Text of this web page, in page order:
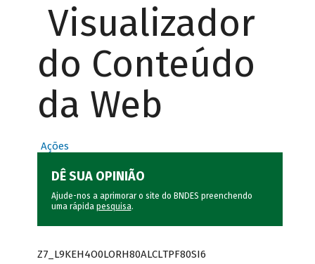
Visualizador
do Conteúdo
da Web
Ações
DÊ SUA OPINIÃO
Ajude-nos a aprimorar o site do BNDES preenchendo
uma rápida pesquisa.
Z7_L9KEH4O0LORH80ALCLTPF80SI6